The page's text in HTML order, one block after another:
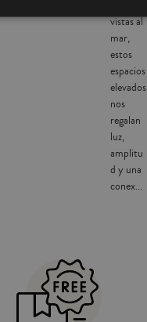
vistas al
mar,
estos
espacios
elevados
nos
regalan
luz,
amplitu
d y una
conex...